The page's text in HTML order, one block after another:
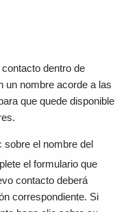
dentro de
un nombre acorde a las
que quede disponible
sobre el nombre del
el formulario que
contacto deberá
correspondiente. Si